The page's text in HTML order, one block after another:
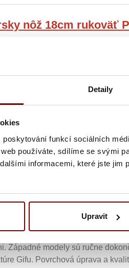
Detaily
poskytování funkcí sociálních
používáte, sdílíme se svými
informacemi, které jste jim
Upravit
nôž 18cm rukoväť
jazdíme šinkansenom
san a Ogawa san od Sakai
japonské tradične
rýb. Sakai Takayuki je
tradičných japonských
rukou na Kaiten Toshi
sídlo sa nachádza blízko
s farbou samotnej ocele -
Západné modely sú ručne
Gifu. Povrchová úprava a